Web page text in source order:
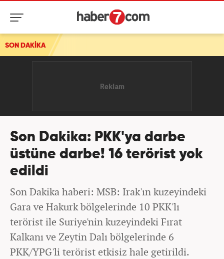
SON DAKİKAHusiler'den Suudi Arabistan'a İHA saldırısı
Son Dakika: PKK'ya darbe
üstüne darbe! 16 terörist yok
edildi
Son Dakika haberi: MSB: Irak'ın kuzeyindeki
Gara ve Hakurk bölgelerinde 10 PKK'lı
terörist ile Suriye'nin kuzeyindeki Fırat
Kalkanı ve Zeytin Dalı bölgelerinde 6
PKK/YPG'li terörist etkisiz hale getirildi.